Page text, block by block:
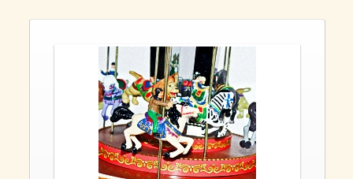
Geistesblitze
Reise zum Dalai Lama
Meditation im Alltag – Alltag als Meditation